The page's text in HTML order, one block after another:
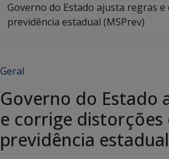
Governo do Estado ajusta regras
previdência estadual (MSPrev)
Geral
Governo do Estado
e corrige distorções
previdência